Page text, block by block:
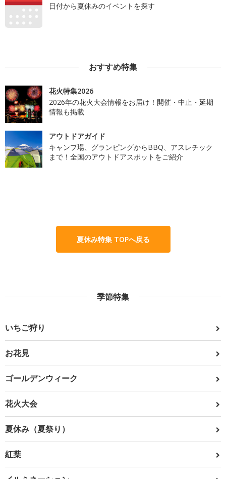
日付から夏休みのイベントを探す
おすすめ特集
花火特集2026
2026年の花火大会情報をお届け！開催・中止・延期
情報も掲載
アウトドアガイド
キャンプ場、グランピングからBBQ、アスレチック
まで！全国のアウトドアスポットをご紹介
夏休み特集 TOPへ戻る
季節特集
いちご狩り
お花見
ゴールデンウィーク
花火大会
夏休み（夏祭り）
紅葉